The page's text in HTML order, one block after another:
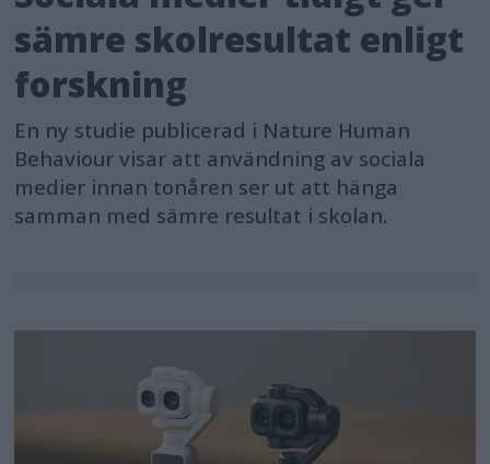
sämre skolresultat enligt
forskning
En ny studie publicerad i Nature Human
Behaviour visar att användning av sociala
medier innan tonåren ser ut att hänga
samman med sämre resultat i skolan.